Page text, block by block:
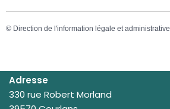
© Direction de l'information légale et administrative
Adresse
330 rue Robert Morland